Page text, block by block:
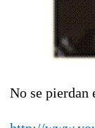
No se pierdan